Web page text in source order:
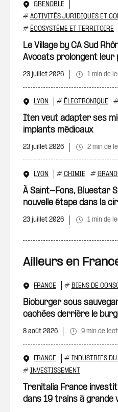
GRENOBLE
# ACTIVITÉS JURIDIQUES ET
# ÉCOSYSTÈME ET TERRITOIRE
Le Village by CA Sud
Avocats prolongent
23 juillet 2026 1 min de
LYON # ÉLECTRONIQUE
Iten veut adapter ses
implants médicaux
23 juillet 2026 2 min de
LYON # CHIMIE #
À Saint-Fons, Bluestar
nouvelle étape dans la
23 juillet 2026 1 min de
Ailleurs en
FRANCE # BIENS DE
Bioburger sous
cachées derrière le
8 août 2026 9 min de
FRANCE # INDUSTRIES DU
# INVESTISSEMENT
Trenitalia France
dans 19 trains à grande